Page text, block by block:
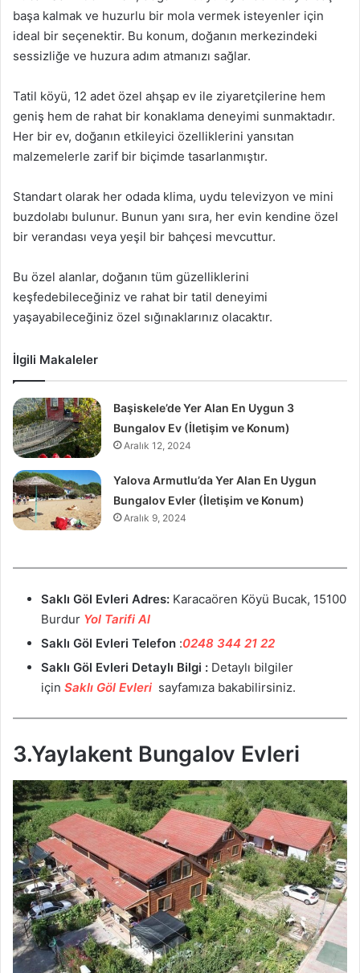
başa kalmak ve huzurlu bir mola vermek isteyenler için
ideal bir seçenektir. Bu konum, doğanın merkezindeki
sessizliğe ve huzura adım atmanızı sağlar.
Tatil köyü, 12 adet özel ahşap ev ile ziyaretçilerine hem
geniş hem de rahat bir konaklama deneyimi sunmaktadır.
Her bir ev, doğanın etkileyici özelliklerini yansıtan
malzemelerle zarif bir biçimde tasarlanmıştır.
Standart olarak her odada klima, uydu televizyon ve mini
buzdolabı bulunur. Bunun yanı sıra, her evin kendine özel
bir verandası veya yeşil bir bahçesi mevcuttur.
Bu özel alanlar, doğanın tüm güzelliklerini
keşfedebileceğiniz ve rahat bir tatil deneyimi
yaşayabileceğiniz özel sığınaklarınız olacaktır.
İlgili Makaleler
Başiskele’de Yer Alan En Uygun 3
Bungalov Ev (İletişim ve Konum)
Aralık 12, 2024
Yalova Armutlu’da Yer Alan En Uygun
Bungalov Evler (İletişim ve Konum)
Aralık 9, 2024
Saklı Göl Evleri Adres: Karacaören Köyü Bucak, 15100
Burdur Yol Tarifi Al
Saklı Göl Evleri Telefon :0248 344 21 22
Saklı Göl Evleri Detaylı Bilgi : Detaylı bilgiler
için Saklı Göl Evleri sayfamıza bakabilirsiniz.
3.Yaylakent Bungalov Evleri